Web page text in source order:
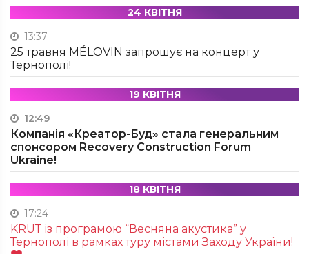
24 КВІТНЯ
13:37
25 травня MÉLOVIN запрошує на концерт у
Тернополі!
19 КВІТНЯ
12:49
Компанія «Креатор-Буд» стала генеральним
спонсором Recovery Construction Forum
Ukraine!
18 КВІТНЯ
17:24
KRUТ із програмою “Весняна акустика” у
Тернополі в рамках туру містами Заходу України!